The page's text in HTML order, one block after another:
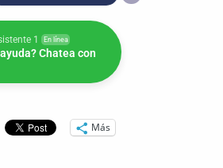
1 En línea
Chatea con
Más